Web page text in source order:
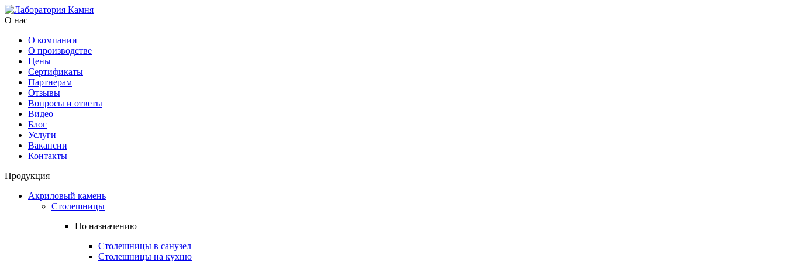
О нас
О компании
О производстве
Цены
Cертификаты
Партнерам
Отзывы
Вопросы и ответы
Видео
Блог
Услуги
Вакансии
Контакты
Продукция
Акриловый камень
Столешницы
По назначению
Столешницы в санузел
Столешницы на кухню